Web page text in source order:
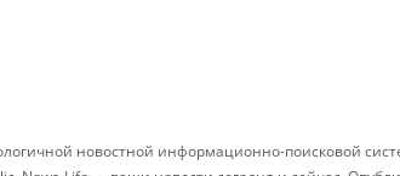
новостной информационно-поисковой